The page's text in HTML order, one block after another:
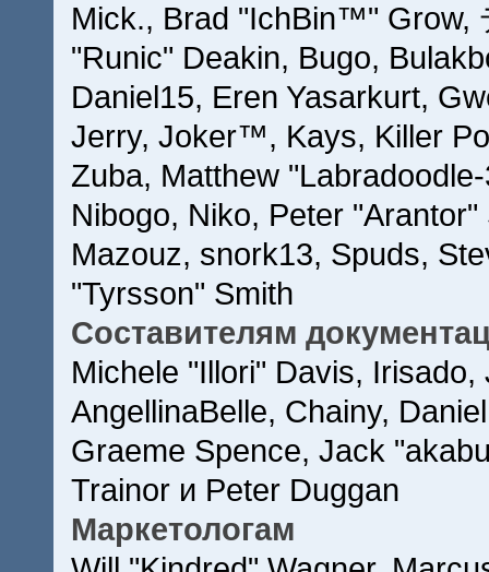
Mick., Brad "IchBin™" Grow,
"Runic" Deakin, Bugo,
Daniel15, Eren Yasarkurt,
Jerry, Joker™, Kays, Killer
Zuba, Matthew
Nibogo, Niko, Peter
Mazouz, snork13, Spuds,
"Tyrsson" Smith
Составителям
Michele "Illori" Davis,
AngellinaBelle, Chainy,
Graeme Spence, Jack
Trainor и Peter Duggan
Маркетологам